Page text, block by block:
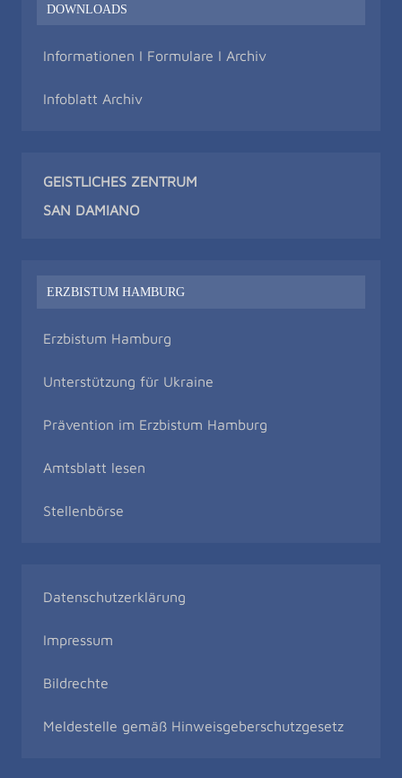
DOWNLOADS
Informationen I Formulare I Archiv
Infoblatt Archiv
GEISTLICHES ZENTRUM
SAN DAMIANO
ERZBISTUM HAMBURG
Erzbistum Hamburg
Unterstützung für Ukraine
Prävention im Erzbistum Hamburg
Amtsblatt lesen
Stellenbörse
Datenschutzerklärung
Impressum
Bildrechte
Meldestelle gemäß Hinweisgeberschutzgesetz